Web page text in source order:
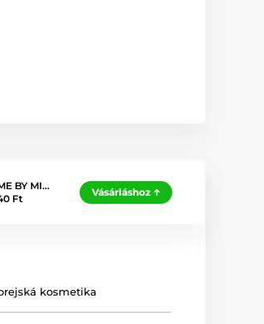
BY MI…
Ft
Vásárláshoz
kosmetika